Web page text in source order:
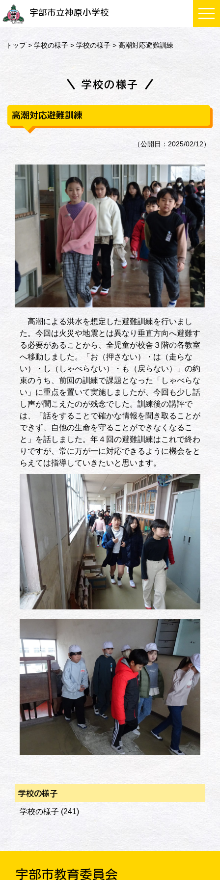
宇部市立神原小学校
トップ>学校の様子 >学校の様子 > 高潮対応避難訓練
学校の様子
高潮対応避難訓練
（公開日：2025/02/12）
高潮による洪水を想定した避難訓練を行いまし
た。今回は火災や地震とは異なり垂直方向へ避難す
る必要があることから、全児童が校舎３階の各教室
へ移動しました。「お（押さない）・は（走らな
い）・し（しゃべらない）・も（戻らない）」の約
束のうち、前回の訓練で課題となった「しゃべらな
い」に重点を置いて実施しましたが、今回も少し話
し声が聞こえたのが残念でした。訓練後の講評で
は、「話をすることで確かな情報を聞き取ることが
できず、自他の生命を守ることができなくなるこ
と」を話しました。年４回の避難訓練はこれで終わ
りですが、常に万が一に対応できるように機会をと
らえては指導していきたいと思います。
学校の様子
学校の様子 (241)
宇部市教育委員会